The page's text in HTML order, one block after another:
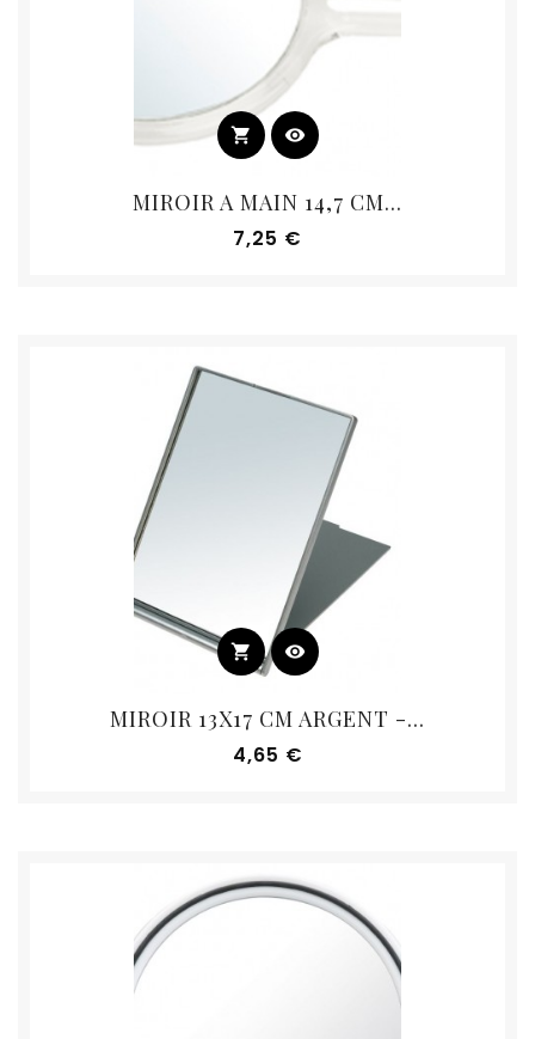
shopping_cart visibility
MIROIR A MAIN 14,7 CM...
7,25 €
shopping_cart visibility
MIROIR 13X17 CM ARGENT -...
4,65 €